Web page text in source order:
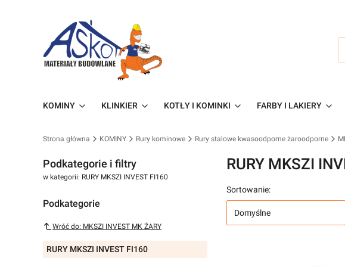
KOMINY KLINKIER KOTŁY I KOMINKI FARBY I LAKIERY
Strona główna KOMINY Rury kominowe Rury stalowe kwasoodporne żaroodporne
Podkategorie i filtry
w kategorii: RURY MKSZI INVEST FI160
Podkategorie
Wróć do: MKSZI INVEST MK ŻARY
RURY MKSZI INVEST FI160
RURY MKSZI
Sortowanie:
Domyślne